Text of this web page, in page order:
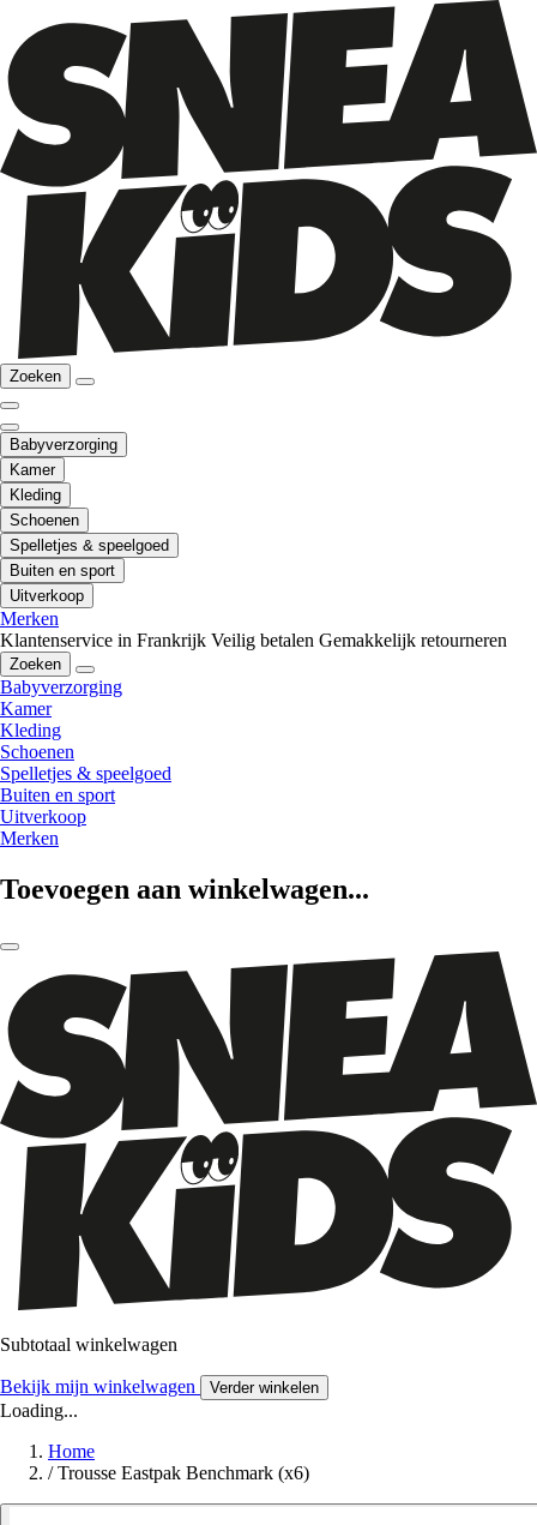
Zoeken
Babyverzorging
Kamer
Kleding
Schoenen
Spelletjes & speelgoed
Buiten en sport
Uitverkoop
Merken
Klantenservice in Frankrijk Veilig betalen Gemakkelijk retourneren
Zoeken
Babyverzorging
Kamer
Kleding
Schoenen
Spelletjes & speelgoed
Buiten en sport
Uitverkoop
Merken
Toevoegen aan winkelwagen...
Subtotaal winkelwagen
Bekijk mijn winkelwagen Verder winkelen
Loading...
Home
/ Trousse Eastpak Benchmark (x6)